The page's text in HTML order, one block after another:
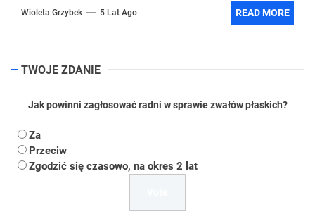
Wioleta Grzybek 5 Lat Ago READ MORE
TWOJE ZDANIE
Jak powinni zagłosować radni w sprawie zwałów płaskich?
Za
Przeciw
Zgodzić się czasowo, na okres 2 lat